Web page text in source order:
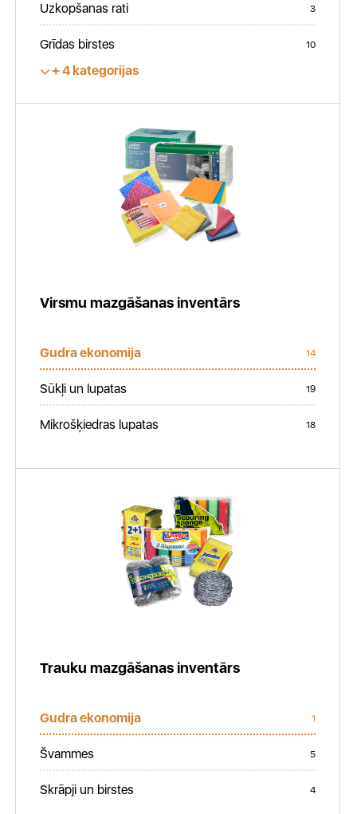
Uzkopšanas rati 3
Grīdas birstes 10
4 kategorijas
Virsmu mazgāšanas inventārs
Gudra ekonomija 14
Sūkļi un lupatas 19
Mikrošķiedras lupatas 18
Trauku mazgāšanas inventārs
Gudra ekonomija 1
Švammes 5
Skrāpji un birstes 4